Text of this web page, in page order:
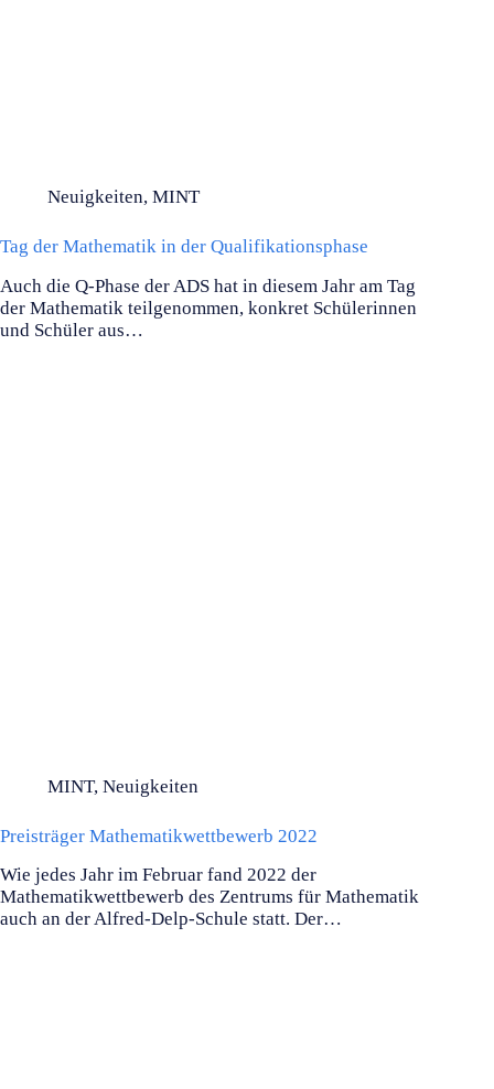
Neuigkeiten, MINT
Tag der Mathematik in der Qualifikationsphase
Auch die Q-Phase der ADS hat in diesem Jahr am Tag
der Mathematik teilgenommen, konkret Schülerinnen
und Schüler aus…
MINT, Neuigkeiten
Preisträger Mathematikwettbewerb 2022
Wie jedes Jahr im Februar fand 2022 der
Mathematikwettbewerb des Zentrums für Mathematik
auch an der Alfred-Delp-Schule statt. Der…